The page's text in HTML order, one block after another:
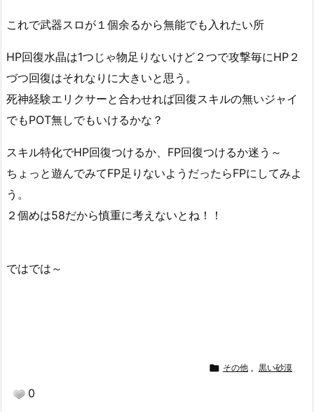
これで武器スロが１個余るから無能でも入れたい所
HP回復水晶は1つじゃ物足りないけど２つで攻撃毎にHP２
づつ回復はそれなりに大きいと思う。
死神経験エリクサーと合わせれば回復スキルの無いジャイ
でもPOT無しでもいけるかな？
スキル特化でHP回復つけるか、FP回復つけるか迷う～
ちょっと遊んでみてFP足りないようだったらFPにしてみよ
う。
２個めは58だから慎重に考えないとね！！
ではでは～
 その他 , 黒い砂漠
0